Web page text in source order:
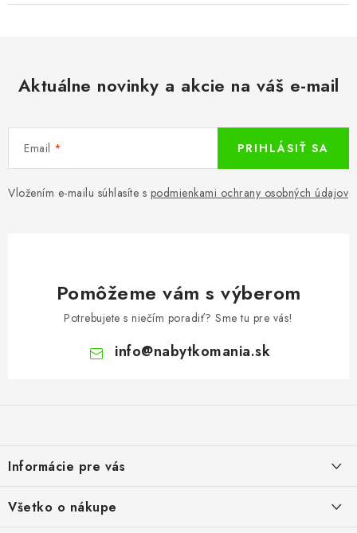
Aktuálne novinky a akcie na váš e-mail
Email
Vložením e-mailu súhlasíte s podmienkami ochrany osobných údajov
PRIHLÁSIŤ SA
Pomôžeme vám s výberom
Potrebujete s niečím poradiť? Sme tu pre vás!
info@nabytkomania.sk
äInformácie pre vás
Všetko o nákupe